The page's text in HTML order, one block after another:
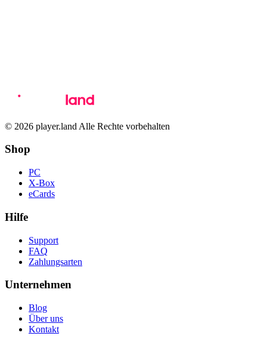
© 2026 player.land Alle Rechte vorbehalten
Shop
PC
X-Box
eCards
Hilfe
Support
FAQ
Zahlungsarten
Unternehmen
Blog
Über uns
Kontakt